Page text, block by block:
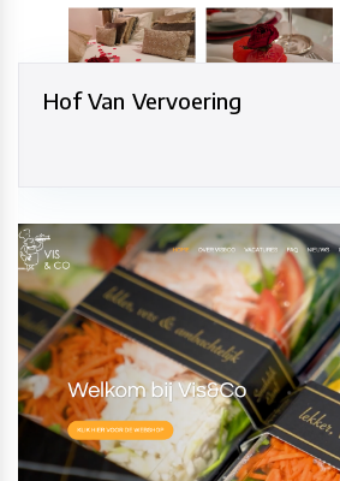
Hof Van Vervoering